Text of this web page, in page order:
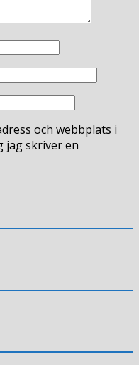
och webbplats i
jag skriver en